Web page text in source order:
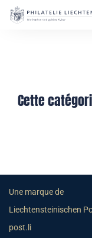
Cette
Une marque de
Liechtensteinischen
post.li